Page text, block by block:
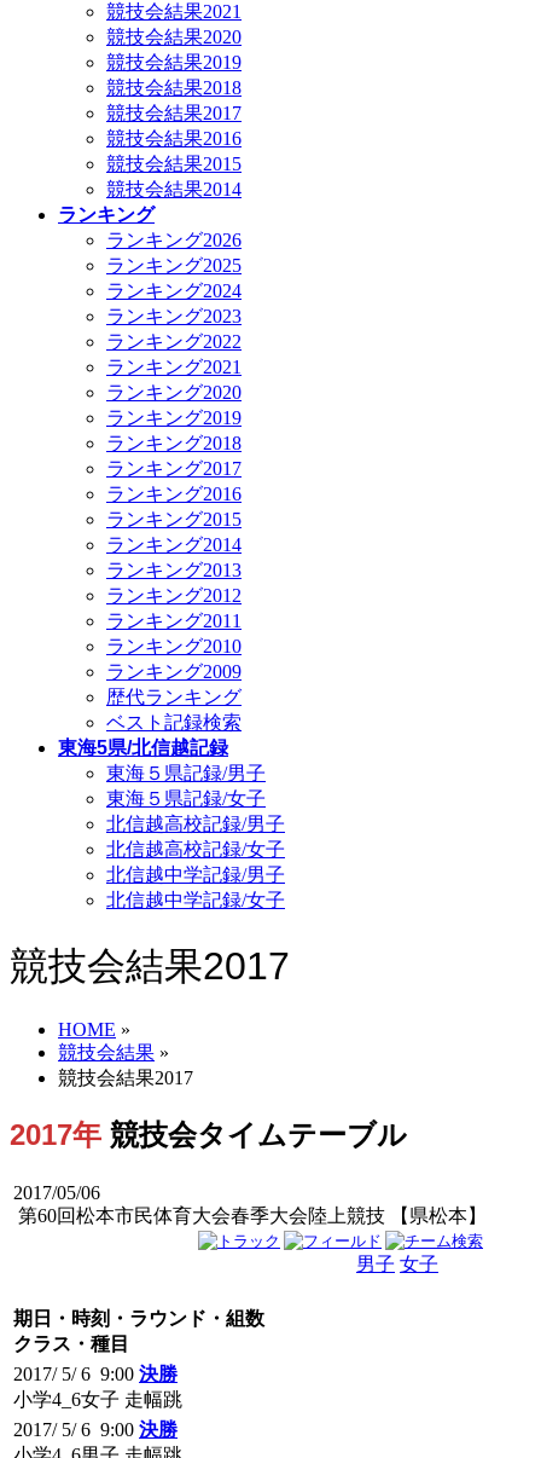
競技会結果2021
競技会結果2020
競技会結果2019
競技会結果2018
競技会結果2017
競技会結果2016
競技会結果2015
競技会結果2014
ランキング
ランキング2026
ランキング2025
ランキング2024
ランキング2023
ランキング2022
ランキング2021
ランキング2020
ランキング2019
ランキング2018
ランキング2017
ランキング2016
ランキング2015
ランキング2014
ランキング2013
ランキング2012
ランキング2011
ランキング2010
ランキング2009
歴代ランキング
ベスト記録検索
東海5県/北信越記録
東海５県記録/男子
東海５県記録/女子
北信越高校記録/男子
北信越高校記録/女子
北信越中学記録/男子
北信越中学記録/女子
競技会結果2017
HOME »
競技会結果 »
競技会結果2017
2017年 競技会タイムテーブル
2017/05/06
第60回松本市民体育大会春季大会陸上競技 【県松本】
男子 女子
期日・時刻・ラウンド・組数
クラス・種目
2017/ 5/ 6 9:00 決勝
小学4_6女子 走幅跳
2017/ 5/ 6 9:00 決勝